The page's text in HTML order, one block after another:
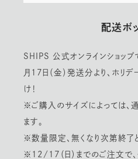
配送ボ
SHIPS 公式オンラインショッ
月17日（金）発送分より、ホリ
け！
※ご購入のサイズによっては、
ます。
※数量限定、無くなり次第終了と
※12/17（日）までのご注文で、